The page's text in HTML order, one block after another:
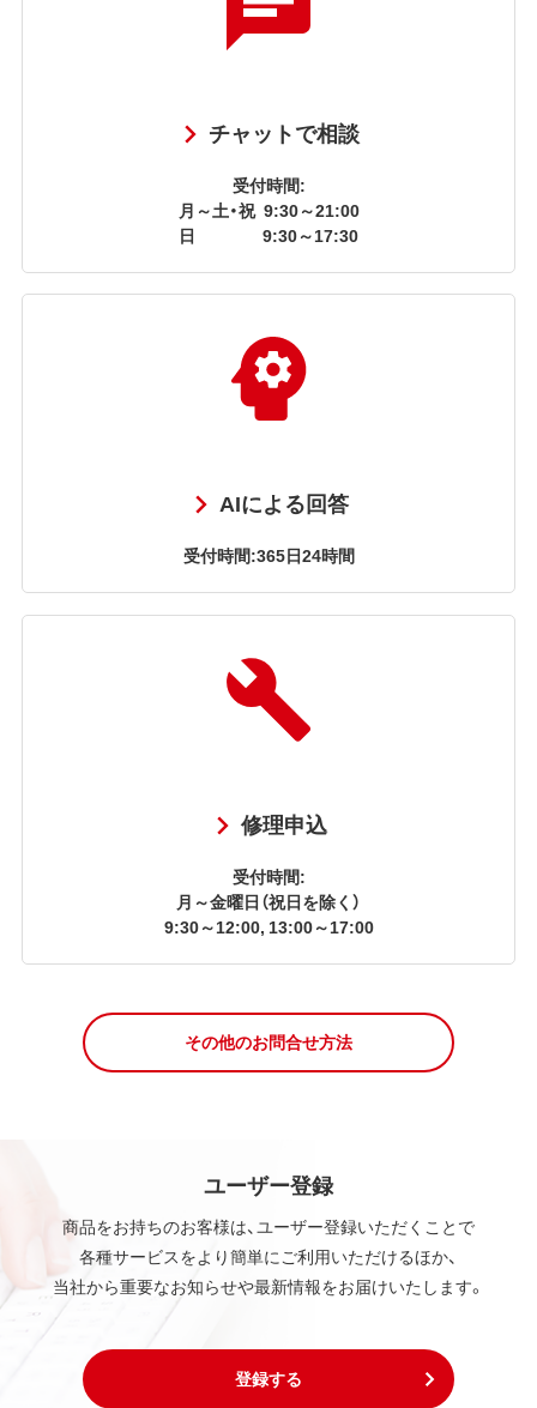
チャットで相談
受付時間:
月～土・祝 9:30～21:00
日
9:30～17:30
AIによる回答
受付時間:365日24時間
修理申込
受付時間:
月～金曜日（祝日を除く）
9:30～12:00, 13:00～17:00
その他のお問合せ方法
ユーザー登録
商品をお持ちのお客様は、ユーザー登録いただくことで
各種サービスをより簡単にご利用いただけるほか、
当社から重要なお知らせや最新情報をお届けいたします。
登録する